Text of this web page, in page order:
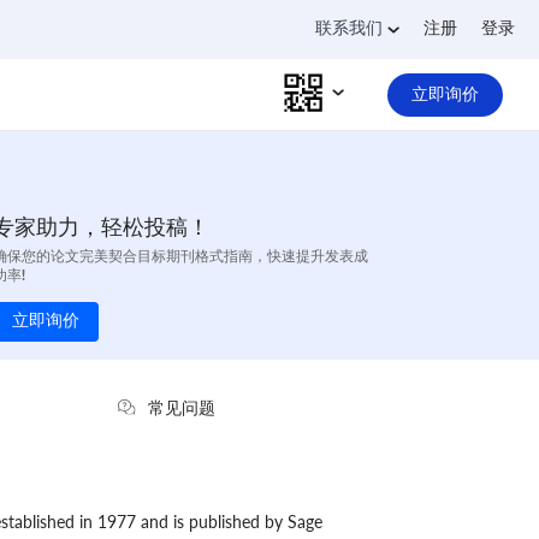
联系我们 注册 登录
立即询价
家助力，轻松投稿！
保您的论文完美契合目标期刊格式指南，快速提升发表成
率!
立即询价
常见问题
in 1977 and is published by Sage